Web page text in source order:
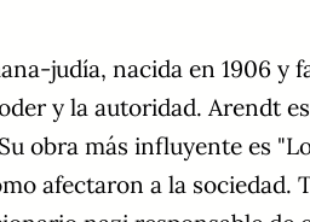
judía, nacida en 1906 y
y la autoridad. Arendt
obra más influyente es
afectaron a la